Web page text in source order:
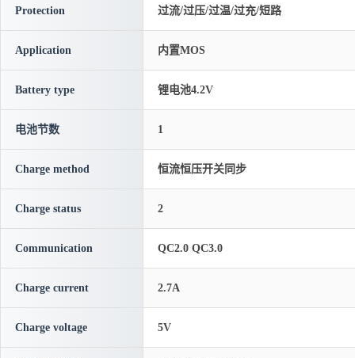
Protection 过流/过压/过温/过充/短路
Application 内置MOS
Battery type 锂电池4.2V
电池节数 1
Charge method 恒流恒压开关同步
Charge status 2
Communication QC2.0 QC3.0
Charge current 2.7A
Charge voltage 5V